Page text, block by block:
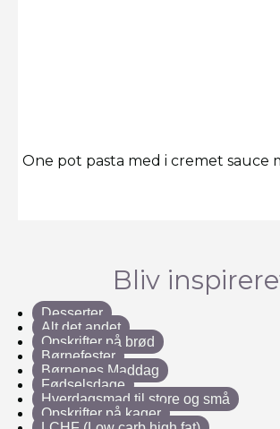
One pot pasta med i cremet sauce
Bliv
Desserter
Alt det andet
Opskrifter på brød
Børnefester
Børnenes Maddag
Fødselsdage
Hverdagsmad til store og små
Opskrifter på kager